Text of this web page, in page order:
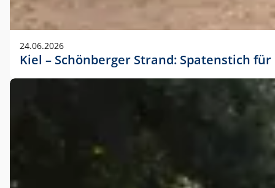
24.06.2026
Kiel – Schönberger Strand: Spatenstich